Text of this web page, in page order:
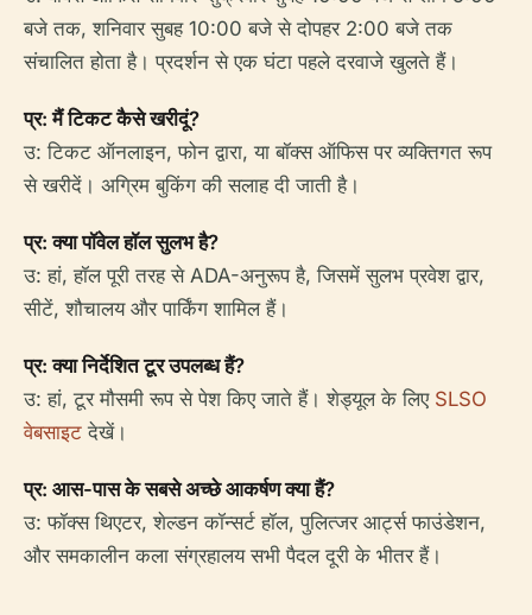
बजे तक, शनिवार सुबह 10:00 बजे से दोपहर 2:00 बजे तक
संचालित होता है। प्रदर्शन से एक घंटा पहले दरवाजे खुलते हैं।
प्र: मैं टिकट कैसे खरीदूं?
उ: टिकट ऑनलाइन, फोन द्वारा, या बॉक्स ऑफिस पर व्यक्तिगत रूप
से खरीदें। अग्रिम बुकिंग की सलाह दी जाती है।
प्र: क्या पॉवेल हॉल सुलभ है?
उ: हां, हॉल पूरी तरह से ADA-अनुरूप है, जिसमें सुलभ प्रवेश द्वार,
सीटें, शौचालय और पार्किंग शामिल हैं।
प्र: क्या निर्देशित टूर उपलब्ध हैं?
उ: हां, टूर मौसमी रूप से पेश किए जाते हैं। शेड्यूल के लिए SLSO
वेबसाइट देखें।
प्र: आस-पास के सबसे अच्छे आकर्षण क्या हैं?
उ: फॉक्स थिएटर, शेल्डन कॉन्सर्ट हॉल, पुलित्जर आर्ट्स फाउंडेशन,
और समकालीन कला संग्रहालय सभी पैदल दूरी के भीतर हैं।